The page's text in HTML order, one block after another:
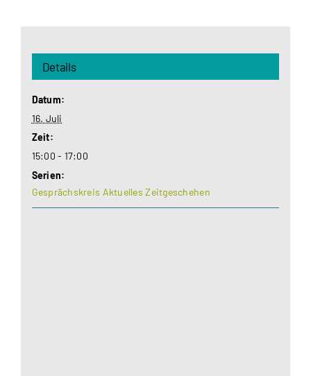
Details
Datum:
16. Juli
Zeit:
15:00 - 17:00
Serien:
Gesprächskreis Aktuelles Zeitgeschehen